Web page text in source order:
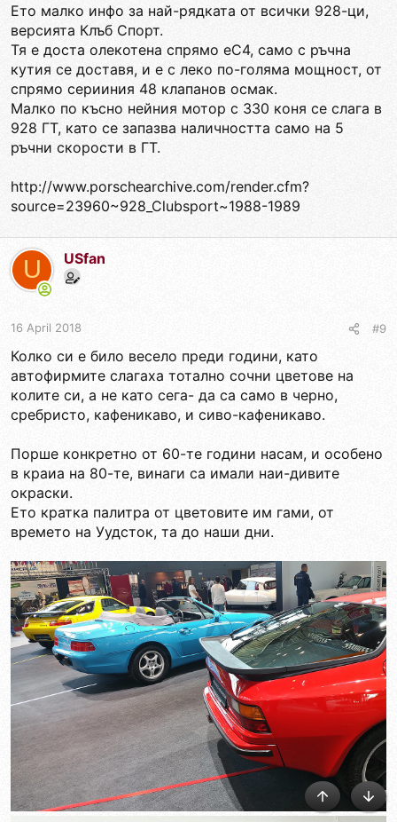
Ето малко инфо за най-рядката от всички 928-ци,
версията Клъб Спорт.
Тя е доста олекотена спрямо еС4, само с ръчна
кутия се доставя, и е с леко по-голяма мощност, от
спрямо серииния 48 клапанов осмак.
Малко по късно нейния мотор с 330 коня се слага в
928 ГТ, като се запазва наличността само на 5
ръчни скорости в ГТ.
http://www.porschearchive.com/render.cfm?
source=23960~928_Clubsport~1988-1989
U USfan
16 April 2018 #9
Колко си е било весело преди години, като
автофирмите слагаха тотално сочни цветове на
колите си, а не като сега- да са само в черно,
сребристо, кафеникаво, и сиво-кафеникаво.
Порше конкретно от 60-те години насам, и особено
в краиа на 80-те, винаги са имали наи-дивите
окраски.
Ето кратка палитра от цветовите им гами, от
времето на Уудсток, та до наши дни.